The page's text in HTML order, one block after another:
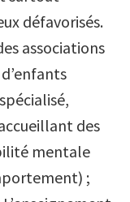
défavorisés.
associations
des
mentale
;